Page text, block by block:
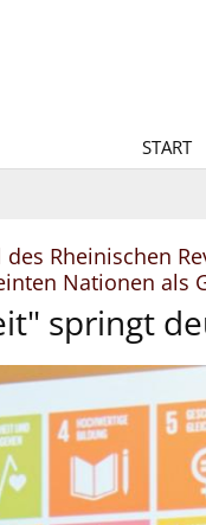
START
Rheinischen
Nationen als
springt